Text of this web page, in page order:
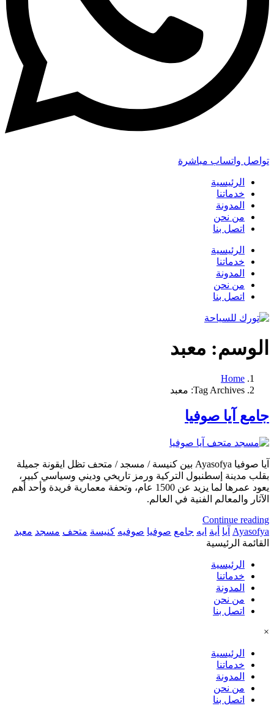
تواصل واتساب مباشرة
الرئيسية
خدماتنا
المدونة
من نحن
اتصل بنا
الرئيسية
خدماتنا
المدونة
من نحن
اتصل بنا
الوسم: معبد
Home
Tag Archives: معبد
جامع آيا صوفيا
آيا صوفيا Ayasofya بين كنيسة / مسجد / متحف تظل ايقونة جميلة
بقلب مدينة إسطنبول التركية ورمز تاريخي وديني وسياسي كبير،
يعود عمرها لما يزيد عن 1500 عام، وتحفة معمارية فريدة وأحد أهم
الآثار والمعالم الفنية في العالم.
Continue reading
Ayasofya آيا أية ايه جامع صوفيا صوفيه كنيسة متحف مسجد معبد
القائمة الرئيسية
الرئيسية
خدماتنا
المدونة
من نحن
اتصل بنا
×
الرئيسية
خدماتنا
المدونة
من نحن
اتصل بنا